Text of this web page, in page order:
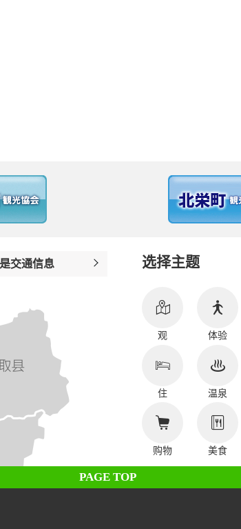
交通信息 选择主题
观 体验
住 温泉
购物 美食
PAGE TOP